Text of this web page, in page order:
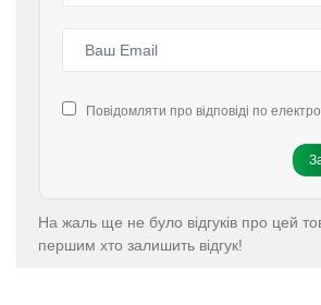
Повідомляти про відповіді по
На жаль ще не було відгуків про цей
першим хто залишить відгук!